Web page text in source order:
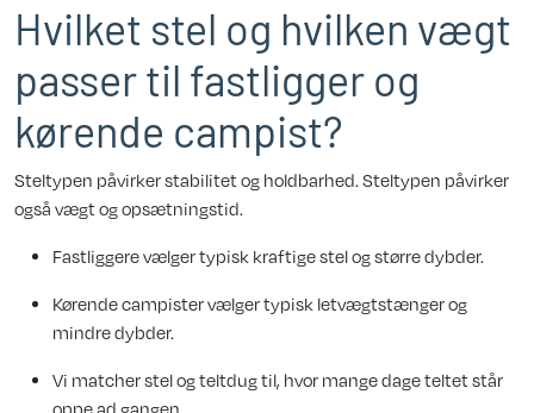
Hvilket stel og hvilken vægt
passer til fastligger og
kørende campist?
Steltypen påvirker stabilitet og holdbarhed. Steltypen påvirker
også vægt og opsætningstid.
Fastliggere vælger typisk kraftige stel og større dybder.
Kørende campister vælger typisk letvægtstænger og
mindre dybder.
Vi matcher stel og teltdug til, hvor mange dage teltet står
oppe ad gangen.